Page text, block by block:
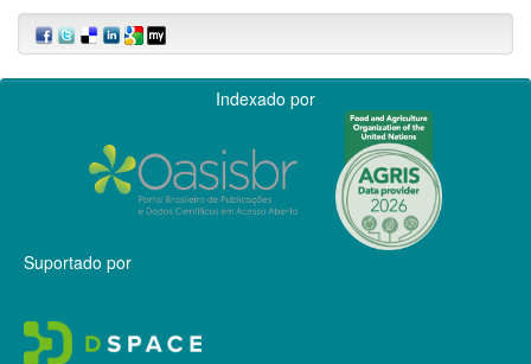
Indexado por
Suportado por